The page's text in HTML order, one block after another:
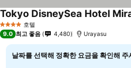
4 성급 호텔
Tokyo DisneySea Hotel
9.0 최고 좋음 4,480 Urayasu
날짜를 선택해 정확한 요금을 확인해 주